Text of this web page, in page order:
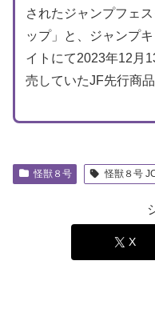
されたジャンプフェ
ップ」と、ジャンプ
イトにて2023年12月
売していたJF先行商
怪獣８号 怪獣８号
X